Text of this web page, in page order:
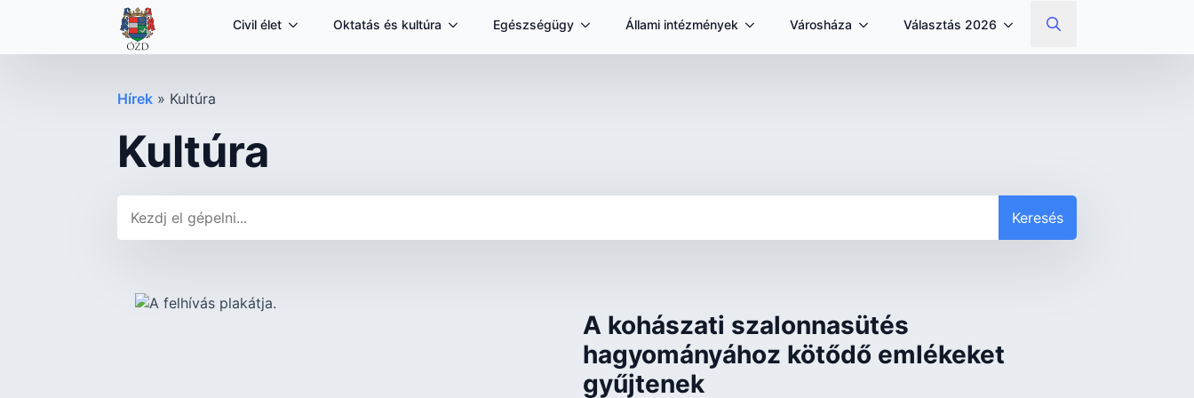
Civil élet Oktatás és kultúra Egészségügy Állami intézmények Városháza Választás 2026
Search
Hírek » Kultúra
Kultúra
Keresés
A kohászati szalonnasütés
hagyományához kötődő emlékeket
gyűjtenek